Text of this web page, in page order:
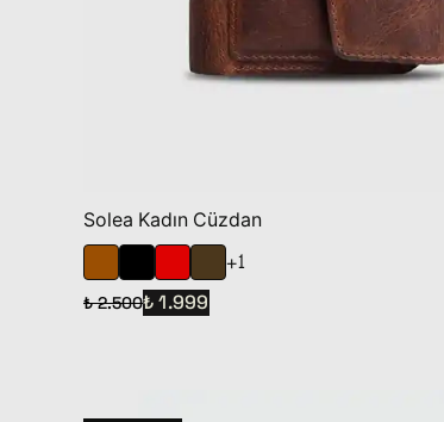
Solea Kadın Cüzdan
+1
₺ 2.500₺ 1.999